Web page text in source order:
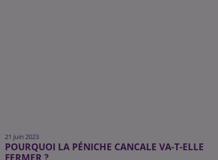
21 juin 2023
POURQUOI LA PÉNICHE CANCALE VA-T-ELLE
FERMER ?